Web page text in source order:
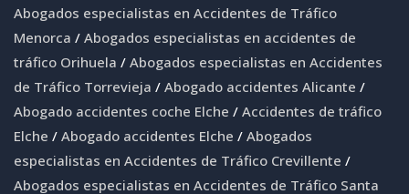
Abogados especialistas en Accidentes de Tráfico
Menorca / Abogados especialistas en accidentes de
tráfico Orihuela / Abogados especialistas en Accidentes
de Tráfico Torrevieja / Abogado accidentes Alicante /
Abogado accidentes coche Elche / Accidentes de tráfico
Elche / Abogado accidentes Elche / Abogados
especialistas en Accidentes de Tráfico Crevillente /
Abogados especialistas en Accidentes de Tráfico Santa